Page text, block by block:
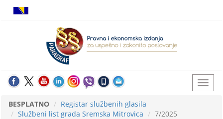
BESPLATNO
Registar službenih glasila
Službeni list grada Sremska Mitrovica
7/2025